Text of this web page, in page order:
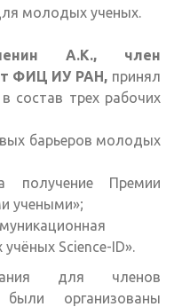
молодых ученых.
А.К., член
ФИЦ ИУ РАН, принял
состав трех рабочих
барьеров молодых
получение Премии
учеными»;
Science-ID».
для членов
организованы